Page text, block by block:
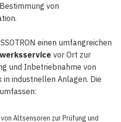
von
einen umfangreichen
vor Ort zur
und Inbetriebnahme von
in industriellen Anlagen. Die
Altsensoren zur Prüfung und